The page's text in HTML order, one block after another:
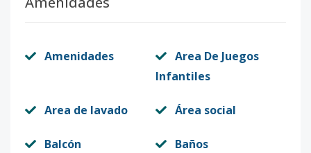
Amenidades
Area De Juegos
Infantiles
Area de lavado Área social
Balcón Baños